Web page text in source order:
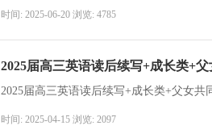
时间: 2025-06-20 浏览: 4785
2025届高三英语读后续写+成长类+
2025届高三英语读后续写+成长类+父女共
时间: 2025-04-15 浏览: 2097